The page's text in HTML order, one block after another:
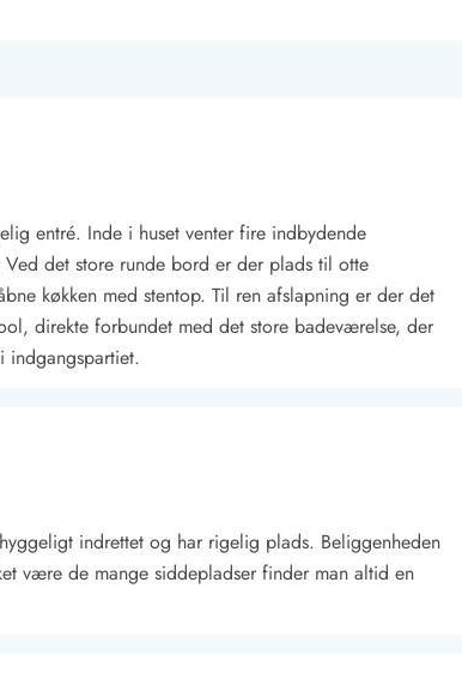
entré. Inde i huset venter fire indbydende
det store runde bord er der plads til otte
køkken med stentop. Til ren afslapning er der det
direkte forbundet med det store badeværelse, der
indgangspartiet.
indrettet og har rigelig plads. Beliggenheden
være de mange siddepladser finder man altid en